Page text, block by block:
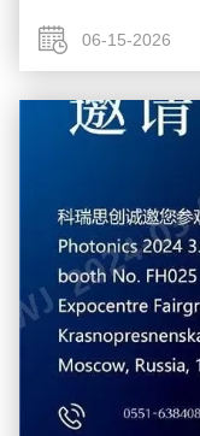
Crystro ...06-15-2026